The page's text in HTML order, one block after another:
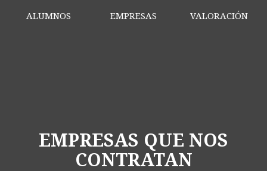
ALUMNOS EMPRESAS VALORACIÓN
EMPRESAS QUE NOS
CONTRATAN